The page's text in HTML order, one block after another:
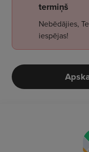
termiņš
Nebēdājies,
iespējas!